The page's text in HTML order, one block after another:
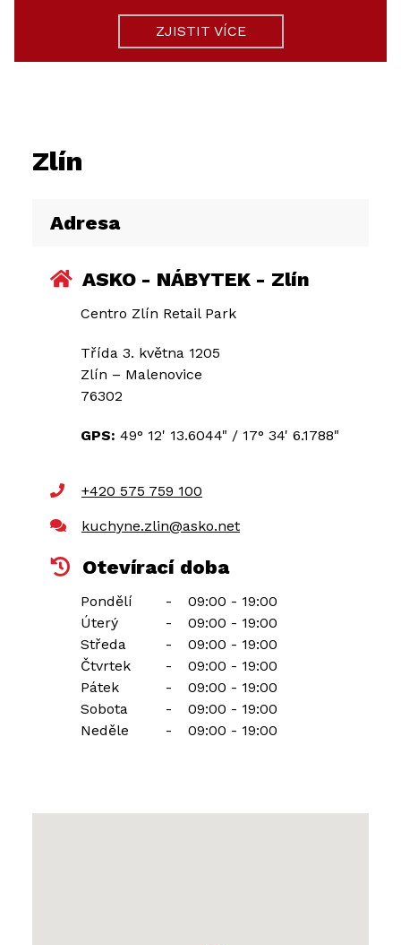
ZJISTIT VÍCE
Zlín
Adresa
ASKO - NÁBYTEK - Zlín
Centro Zlín Retail Park
Třída 3. května 1205
Zlín – Malenovice
76302
GPS: 49° 12' 13.6044" / 17° 34' 6.1788"
+420 575 759 100
kuchyne.zlin@asko.net
Otevírací doba
Pondělí -
09:00 - 19:00
Úterý
-
09:00 - 19:00
Středa
-
09:00 - 19:00
Čtvrtek
-
09:00 - 19:00
Pátek
-
09:00 - 19:00
Sobota
-
09:00 - 19:00
Neděle
- 09:00 - 19:00